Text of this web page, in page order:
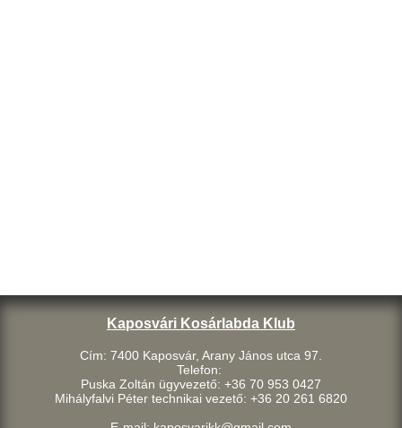
Kaposvári Kosárlabda Klub
Cím: 7400 Kaposvár, Arany János utca 97.
Telefon:
Puska Zoltán ügyvezető: +36 70 953 0427
Mihályfalvi Péter technikai vezető: +36 20 261 6820